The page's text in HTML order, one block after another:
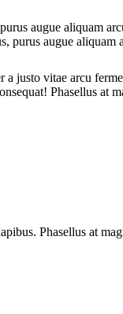
augue aliquam
augue
justo vitae arcu
Phasellus at
Phasellus at